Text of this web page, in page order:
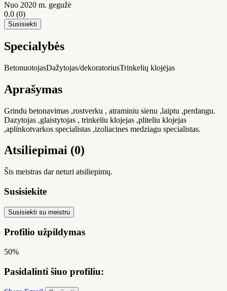
Nuo 2020 m. gegužė
0.0 (0)
Susisiekti
Specialybės
BetonuotojasDažytojas/dekoratoriusTrinkelių klojėjas
Aprašymas
Grindu betonavimas ,rostverku , atraminiu sienu ,laiptu ,perdangu.
Dazytojas ,glaistytojas , trinkeliu klojejas ,pliteliu klojejas
,aplinkotvarkos specialistas ,izoliacines medziagu specialistas.
Atsiliepimai (0)
Šis meistras dar neturi atsiliepimų.
Susisiekite
Susisiekti su meistru
Profilio užpildymas
50%
Pasidalinti šiuo profiliu: